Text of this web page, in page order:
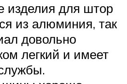
изделия для штор
из алюминия, так
довольно
легкий и имеет